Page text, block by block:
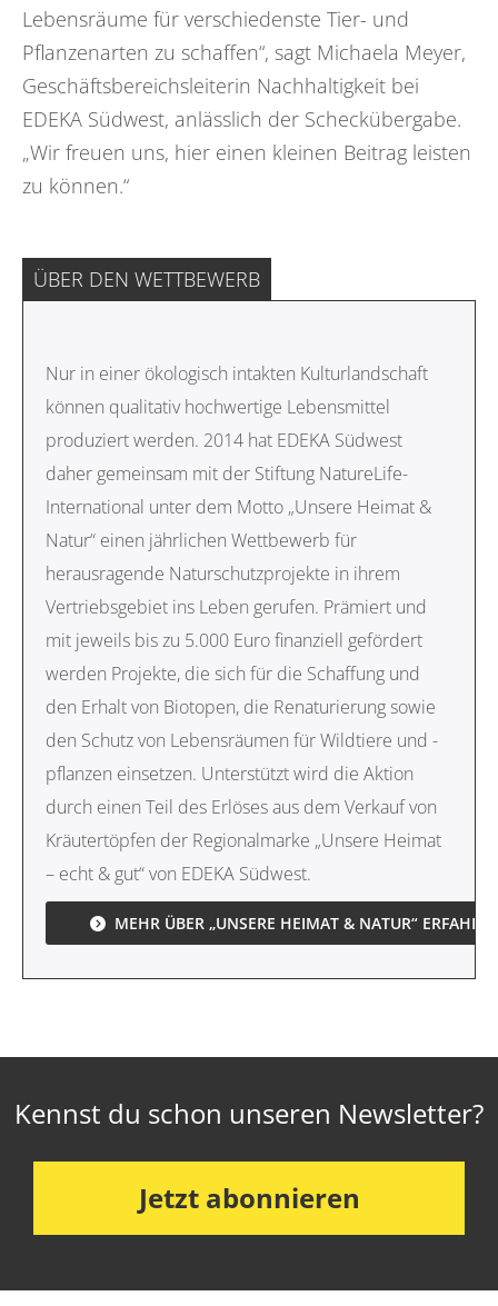
Lebensräume für verschiedenste Tier- und
Pflanzenarten zu schaffen“, sagt Michaela Meyer,
Geschäftsbereichsleiterin Nachhaltigkeit bei
EDEKA Südwest, anlässlich der Scheckübergabe.
„Wir freuen uns, hier einen kleinen Beitrag leisten
zu können.“
ÜBER DEN WETTBEWERB
Nur in einer ökologisch intakten Kulturlandschaft
können qualitativ hochwertige Lebensmittel
produziert werden. 2014 hat EDEKA Südwest
daher gemeinsam mit der Stiftung NatureLife-
International unter dem Motto „Unsere Heimat &
Natur“ einen jährlichen Wettbewerb für
herausragende Naturschutzprojekte in ihrem
Vertriebsgebiet ins Leben gerufen. Prämiert und
mit jeweils bis zu 5.000 Euro finanziell gefördert
werden Projekte, die sich für die Schaffung und
den Erhalt von Biotopen, die Renaturierung sowie
den Schutz von Lebensräumen für Wildtiere und -
pflanzen einsetzen. Unterstützt wird die Aktion
durch einen Teil des Erlöses aus dem Verkauf von
Kräutertöpfen der Regionalmarke „Unsere Heimat
– echt & gut“ von EDEKA Südwest.
MEHR ÜBER „UNSERE HEIMAT & NATUR“
Kennst du schon unseren Newsletter?
Jetzt abonnieren